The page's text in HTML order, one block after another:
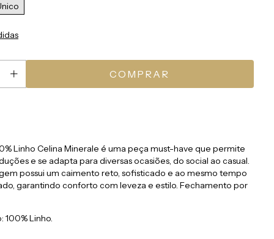
Linho Celina Minerale é uma peça must-have que permite
e se adapta para diversas ocasiões, do social ao casual.
possui um caimento reto, sofisticado e ao mesmo tempo
garantindo conforto com leveza e estilo. Fechamento por
100% Linho.